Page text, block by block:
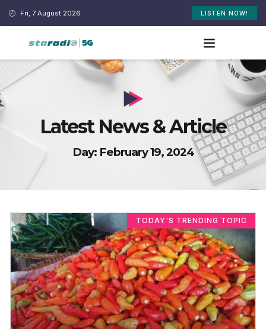
Fri, 7 August 2026 LISTEN NOW!
Latest News & Article
Day: February 19, 2024
TODAY'S TRENDING TOPIC